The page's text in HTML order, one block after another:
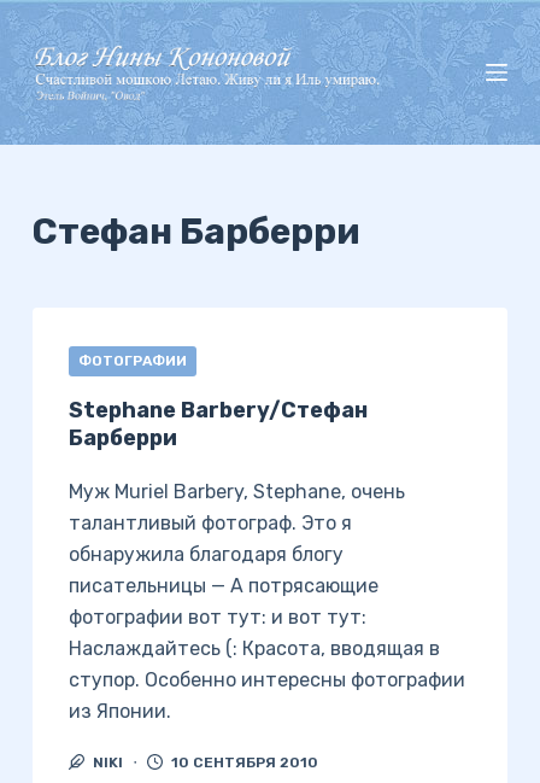
П
е
р
е
й
Стефан Барберри
ФОТОГРАФИИ
Stephane Barbery/Стефан
Барберри
Муж Muriel Barbery, Stephane, очень
талантливый фотограф. Это я
обнаружила благодаря блогу
писательницы — А потрясающие
фотографии вот тут: и вот тут:
Наслаждайтесь (: Красота, вводящая в
ступор. Особенно интересны фотографии
из Японии.
NIKI 10 СЕНТЯБРЯ 2010